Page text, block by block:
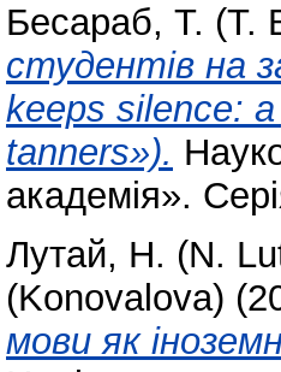
Бесараб, Т. (T.
студентів на
keeps silence:
tanners»).
академія».
Лутай, Н. (N.
(Konovalova)
мови як